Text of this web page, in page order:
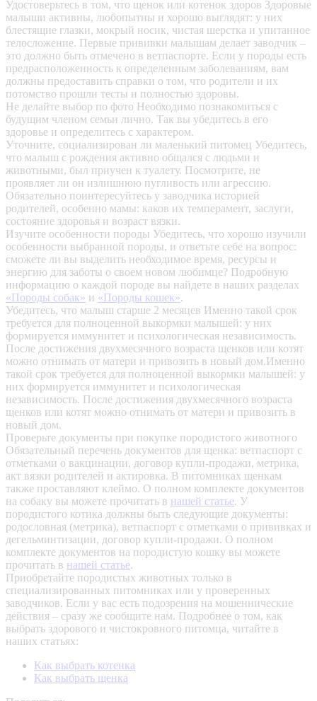
Удостоверьтесь в том, что щенок или котенок здоров Здоровые
малыши активны, любопытны и хорошо выглядят: у них
блестящие глазки, мокрый носик, чистая шерстка и упитанное
телосложение. Первые прививки малышам делает заводчик –
это должно быть отмечено в ветпаспорте. Если у породы есть
предрасположенность к определенным заболеваниям, вам
должны предоставить справки о том, что родители и их
потомство прошли тесты и полностью здоровы.
Не делайте выбор по фото Необходимо познакомиться с
будущим членом семьи лично. Так вы убедитесь в его
здоровье и определитесь с характером.
Уточните, социализирован ли маленький питомец Убедитесь,
что малыш с рождения активно общался с людьми и
животными, был приучен к туалету. Посмотрите, не
проявляет ли он излишнюю пугливость или агрессию.
Обязательно поинтересуйтесь у заводчика историей
родителей, особенно мамы: каков их темперамент, заслуги,
состояние здоровья и возраст вязки.
Изучите особенности породы Убедитесь, что хорошо изучили
особенности выбранной породы, и ответьте себе на вопрос:
сможете ли вы выделить необходимое время, ресурсы и
энергию для заботы о своем новом любимце? Подробную
информацию о каждой породе вы найдете в наших разделах
«Породы собак» и «Породы кошек».
Убедитесь, что малыш старше 2 месяцев Именно такой срок
требуется для полноценной выкормки малышей: у них
формируется иммунитет и психологическая независимость.
После достижения двухмесячного возраста щенков или котят
можно отнимать от матери и привозить в новый дом.Именно
такой срок требуется для полноценной выкормки малышей: у
них формируется иммунитет и психологическая
независимость. После достижения двухмесячного возраста
щенков или котят можно отнимать от матери и привозить в
новый дом.
Проверьте документы при покупке породистого животного
Обязательный перечень документов для щенка: ветпаспорт с
отметками о вакцинации, договор купли-продажи, метрика,
акт вязки родителей и актировка. В питомниках щенкам
также проставляют клеймо. О полном комплекте документов
на собаку вы можете прочитать в нашей статье. У
породистого котика должны быть следующие документы:
родословная (метрика), ветпаспорт с отметками о прививках и
дегельминтизации, договор купли-продажи. О полном
комплекте документов на породистую кошку вы можете
прочитать в нашей статье.
Приобретайте породистых животных только в
специализированных питомниках или у проверенных
заводчиков. Если у вас есть подозрения на мошеннические
действия – сразу же сообщите нам. Подробнее о том, как
выбрать здорового и чистокровного питомца, читайте в
наших статьях:
Как выбрать котенка
Как выбрать щенка